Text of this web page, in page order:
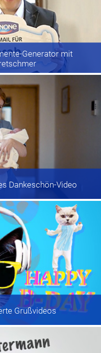
Generator mit
Dankeschön-Video
Grußvideos